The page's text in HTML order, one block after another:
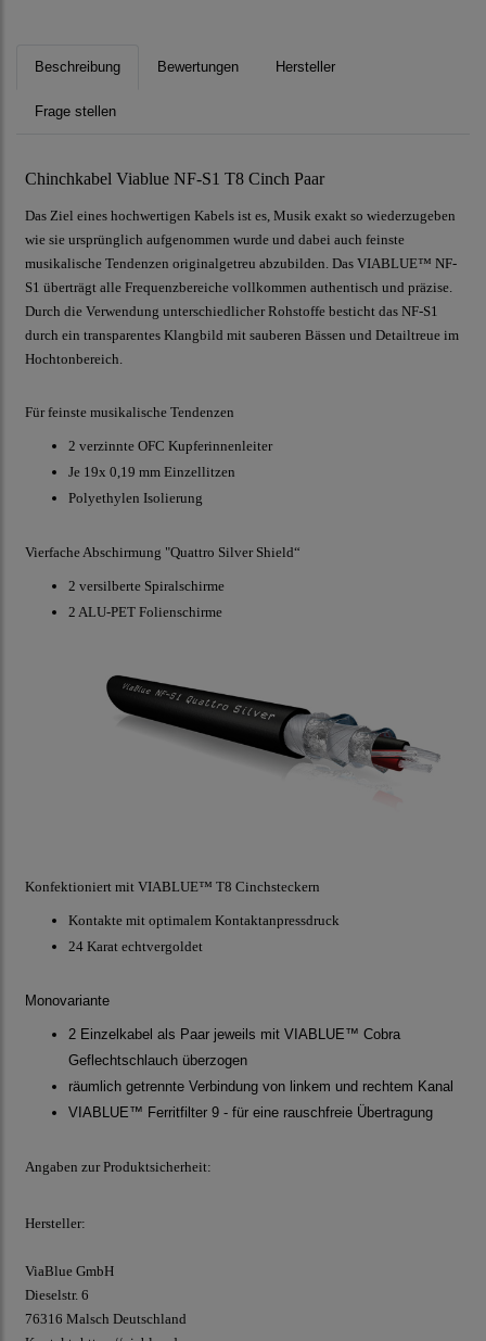
Beschreibung Bewertungen Hersteller
Frage stellen
Chinchkabel Viablue NF-S1 T8 Cinch Paar
Das Ziel eines hochwertigen Kabels ist es, Musik exakt so wiederzugeben
wie sie ursprünglich aufgenommen wurde und dabei auch feinste
musikalische Tendenzen originalgetreu abzubilden. Das VIABLUE™ NF-
S1 überträgt alle Frequenzbereiche vollkommen authentisch und präzise.
Durch die Verwendung unterschiedlicher Rohstoffe besticht das NF-S1
durch ein transparentes Klangbild mit sauberen Bässen und Detailtreue im
Hochtonbereich.
Für feinste musikalische Tendenzen
2 verzinnte OFC Kupferinnenleiter
Je 19x 0,19 mm Einzellitzen
Polyethylen Isolierung
Vierfache Abschirmung "Quattro Silver Shield“
2 versilberte Spiralschirme
2 ALU-PET Folienschirme
Konfektioniert mit VIABLUE™ T8 Cinchsteckern
Kontakte mit optimalem Kontaktanpressdruck
24 Karat echtvergoldet
Monovariante
2 Einzelkabel als Paar jeweils mit VIABLUE™ Cobra
Geflechtschlauch überzogen
räumlich getrennte Verbindung von linkem und rechtem Kanal
VIABLUE™ Ferritfilter 9 - für eine rauschfreie Übertragung
Angaben zur Produktsicherheit:
Hersteller:
ViaBlue GmbH
Dieselstr. 6
76316 Malsch Deutschland